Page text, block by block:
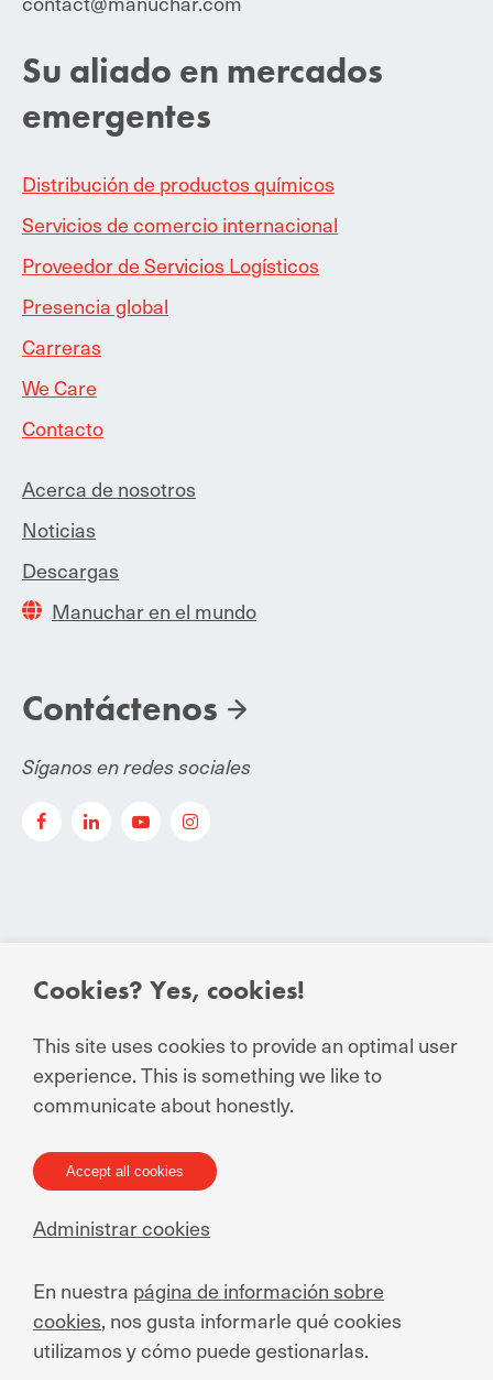
Su aliado en mercados
emergentes
Distribución de productos químicos
Servicios de comercio internacional
Proveedor de Servicios Logísticos
Presencia global
Carreras
We Care
Contacto
Acerca de nosotros
Noticias
Descargas
Manuchar en el mundo
Contáctenos
Síganos en redes sociales
© Manuchar 2023
Condiciones esenciales de contratación
Declaración de privacidad para relaciones de
negocios y personas externas
Condiciones Generales de Compra
Declaración sobre cookies
Quejas
Privacy notice to job applicants
Plataforma de Denuncia
Cookies? Yes, cookies!
This site uses cookies to provide an optimal user
experience. This is something we like to
communicate about honestly.
Accept all cookies
Administrar cookies
En nuestra página de información sobre
cookies, nos gusta informarle qué cookies
utilizamos y cómo puede gestionarlas.